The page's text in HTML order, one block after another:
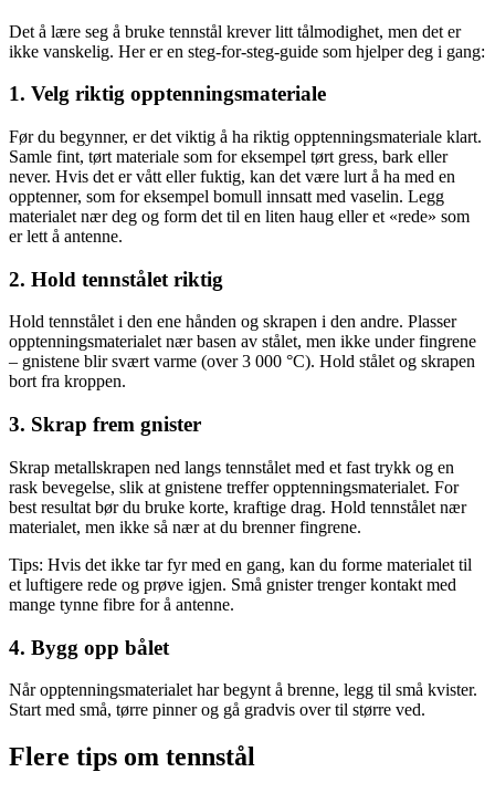
Det å lære seg å bruke tennstål krever litt tålmodighet, men det er
ikke vanskelig. Her er en steg-for-steg-guide som hjelper deg i gang:
1. Velg riktig opptenningsmateriale
Før du begynner, er det viktig å ha riktig opptenningsmateriale klart.
Samle fint, tørt materiale som for eksempel tørt gress, bark eller
never. Hvis det er vått eller fuktig, kan det være lurt å ha med en
opptenner, som for eksempel bomull innsatt med vaselin. Legg
materialet nær deg og form det til en liten haug eller et «rede» som
er lett å antenne.
2. Hold tennstålet riktig
Hold tennstålet i den ene hånden og skrapen i den andre. Plasser
opptenningsmaterialet nær basen av stålet, men ikke under fingrene
– gnistene blir svært varme (over 3 000 °C). Hold stålet og skrapen
bort fra kroppen.
3. Skrap frem gnister
Skrap metallskrapen ned langs tennstålet med et fast trykk og en
rask bevegelse, slik at gnistene treffer opptenningsmaterialet. For
best resultat bør du bruke korte, kraftige drag. Hold tennstålet nær
materialet, men ikke så nær at du brenner fingrene.
Tips: Hvis det ikke tar fyr med en gang, kan du forme materialet til
et luftigere rede og prøve igjen. Små gnister trenger kontakt med
mange tynne fibre for å antenne.
4. Bygg opp bålet
Når opptenningsmaterialet har begynt å brenne, legg til små kvister.
Start med små, tørre pinner og gå gradvis over til større ved.
Flere tips om tennstål